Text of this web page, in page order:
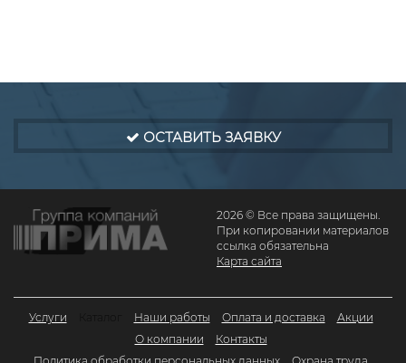
ОСТАВИТЬ ЗАЯВКУ
2026 © Все права защищены.
При копировании материалов
ссылка обязательна
Карта сайта
Услуги Наши работы Оплата и доставка
Акции
О компании
Контакты